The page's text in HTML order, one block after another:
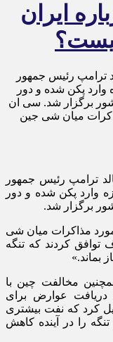
ایران
ترامپ رئیس جمهور
پکن شده و دور
برگزار شد. سی ان
میان شی جین
ترامپ رئیس جمهور
وارد پکن شده و دور
برگزار شد.
مذاکرات میان شی
کردند که تنگه
بماند.»
مخالفت چین با
دریافت عوارض برای
کرد که نفت بیشتری
را در آینده کاهش